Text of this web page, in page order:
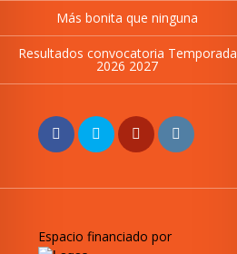
Más bonita que ninguna
Resultados convocatoria Temporada
2026 2027
Espacio financiado por